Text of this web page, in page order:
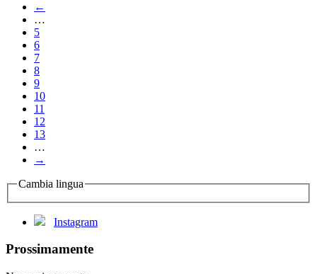
←
…
5
6
7
8
9
10
11
12
13
…
→
Cambia lingua
Instagram
Prossimamente